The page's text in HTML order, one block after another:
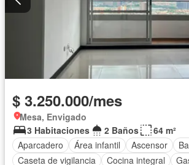
$ 3.250.000/mes
Mesa, Envigado
3 Habitaciones
2 Baños
64 m²
Aparcadero
Área infantil Ascensor
Caseta de vigilancia
Cocina integral